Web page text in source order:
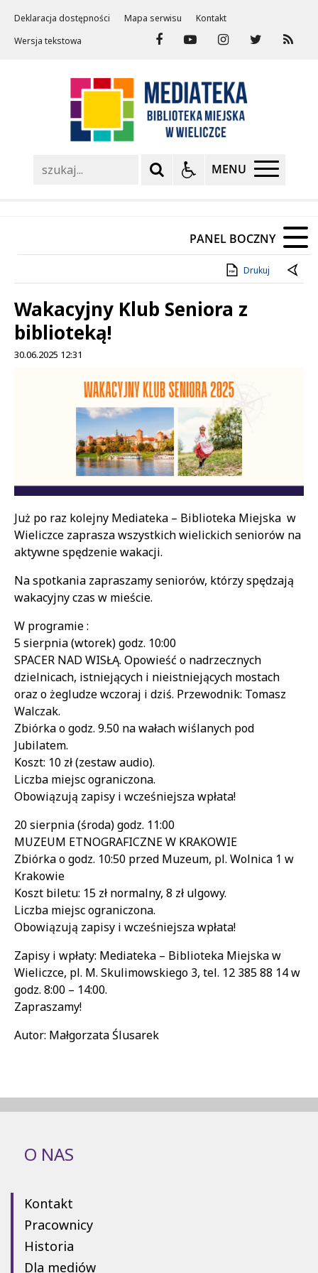
Deklaracja dostępności Mapa serwisu
Kontakt
Wersja tekstowa
MENU
PANEL BOCZNY
Drukuj
Wakacyjny Klub Seniora z
biblioteką!
30.06.2025 12:31
Treść
Już po raz kolejny Mediateka – Biblioteka Miejska w
Wieliczce zaprasza wszystkich wielickich seniorów na
aktywne spędzenie wakacji.
Na spotkania zapraszamy seniorów, którzy spędzają
wakacyjny czas w mieście.
W programie :
5 sierpnia (wtorek) godz. 10:00
SPACER NAD WISŁĄ. Opowieść o nadrzecznych
dzielnicach, istniejących i nieistniejących mostach
oraz o żegludze wczoraj i dziś. Przewodnik: Tomasz
Walczak.
Zbiórka o godz. 9.50 na wałach wiślanych pod
Jubilatem.
Koszt: 10 zł (zestaw audio).
Liczba miejsc ograniczona.
Obowiązują zapisy i wcześniejsza wpłata!
20 sierpnia (środa) godz. 11:00
MUZEUM ETNOGRAFICZNE W KRAKOWIE
Zbiórka o godz. 10:50 przed Muzeum, pl. Wolnica 1 w
Krakowie
Koszt biletu: 15 zł normalny, 8 zł ulgowy.
Liczba miejsc ograniczona.
Obowiązują zapisy i wcześniejsza wpłata!
Zapisy i wpłaty: Mediateka – Biblioteka Miejska w
Wieliczce, pl. M. Skulimowskiego 3, tel. 12 385 88 14 w
godz. 8:00 – 14:00.
Zapraszamy!
Autor: Małgorzata Ślusarek
O NAS
Kontakt
Pracownicy
Historia
Dla mediów